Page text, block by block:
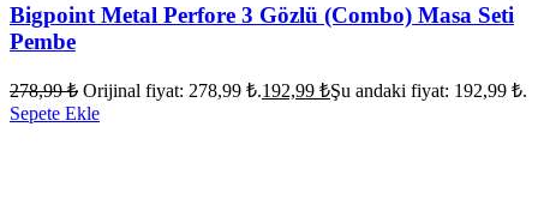
Bigpoint Metal Perfore 3 Gözlü (Combo) Masa Seti
Pembe
278,99₺ Orijinal fiyat: 278,99 ₺.192,99 ₺Şu andaki fiyat: 192,99 ₺.
Sepete Ekle